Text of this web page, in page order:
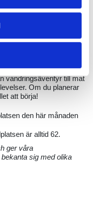
Channel- kanalen
vandringsäventyr till mat
Om du planerar
att börja!
den här månaden
är alltid 62.
ger våra
sig med olika